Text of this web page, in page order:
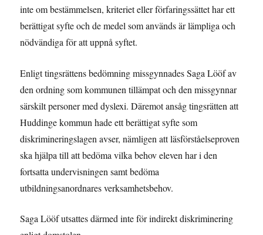
inte om bestämmelsen, kriteriet eller förfaringssättet har ett
berättigat syfte och de medel som används är lämpliga och
nödvändiga för att uppnå syftet.
Enligt tingsrättens bedömning missgynnades Saga Lööf av
den ordning som kommunen tillämpat och den missgynnar
särskilt personer med dyslexi. Däremot ansåg tingsrätten att
Huddinge kommun hade ett berättigat syfte som
diskrimineringslagen avser, nämligen att läsförståelseproven
ska hjälpa till att bedöma vilka behov eleven har i den
fortsatta undervisningen samt bedöma
utbildningsanordnares verksamhetsbehov.
Saga Lööf utsattes därmed inte för indirekt diskriminering